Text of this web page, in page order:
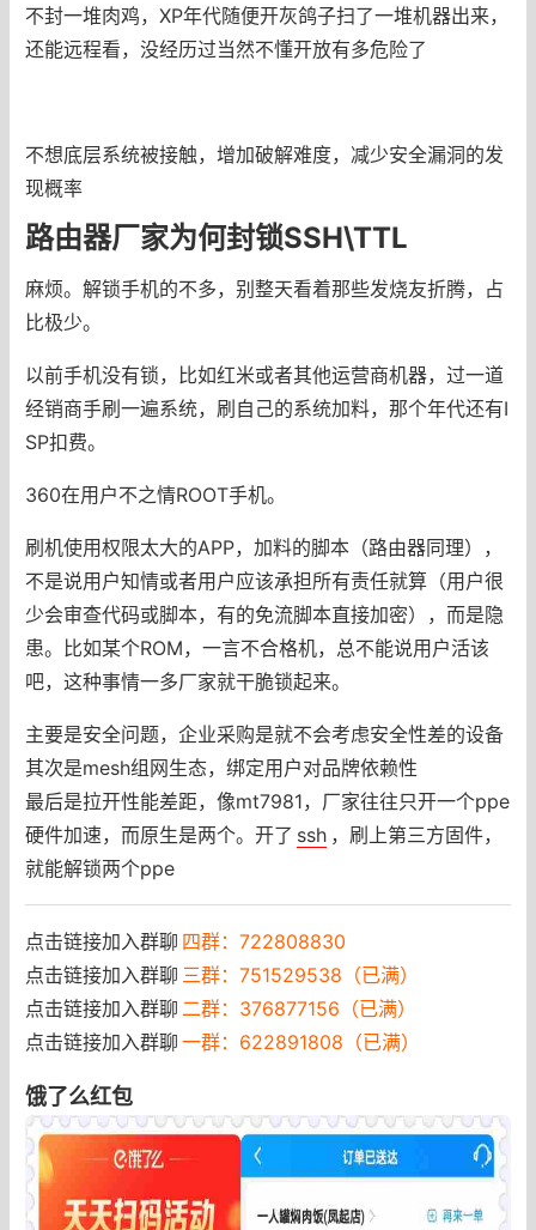
不封一堆肉鸡，XP年代随便开灰鸽子扫了一堆机器出来，
还能远程看，没经历过当然不懂开放有多危险了
不想底层系统被接触，增加破解难度，减少安全漏洞的发
现概率
路由器厂家为何封锁SSH\TTL
麻烦。解锁手机的不多，别整天看着那些发烧友折腾，占
比极少。
以前手机没有锁，比如红米或者其他运营商机器，过一道
经销商手刷一遍系统，刷自己的系统加料，那个年代还有I
SP扣费。
360在用户不之情ROOT手机。
刷机使用权限太大的APP，加料的脚本（路由器同理），
不是说用户知情或者用户应该承担所有责任就算（用户很
少会审查代码或脚本，有的免流脚本直接加密），而是隐
患。比如某个ROM，一言不合格机，总不能说用户活该
吧，这种事情一多厂家就干脆锁起来。
主要是安全问题，企业采购是就不会考虑安全性差的设备
其次是mesh组网生态，绑定用户对品牌依赖性
最后是拉开性能差距，像mt7981，厂家往往只开一个ppe
硬件加速，而原生是两个。开了 ssh ，刷上第三方固件，
就能解锁两个ppe
点击链接加入群聊 四群：722808830
点击链接加入群聊 三群：751529538（已满）
点击链接加入群聊 二群：376877156（已满）
点击链接加入群聊 一群：622891808（已满）
饿了么红包